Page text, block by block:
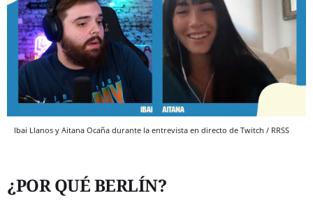
Ibai Llanos y Aitana Ocaña durante la entrevista en directo de Twitch / RRSS
¿POR QUÉ BERLÍN?